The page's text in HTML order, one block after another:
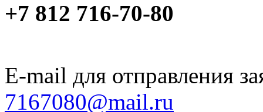
+7 812 716-70-80
E-mail для отправления
7167080@mail.ru